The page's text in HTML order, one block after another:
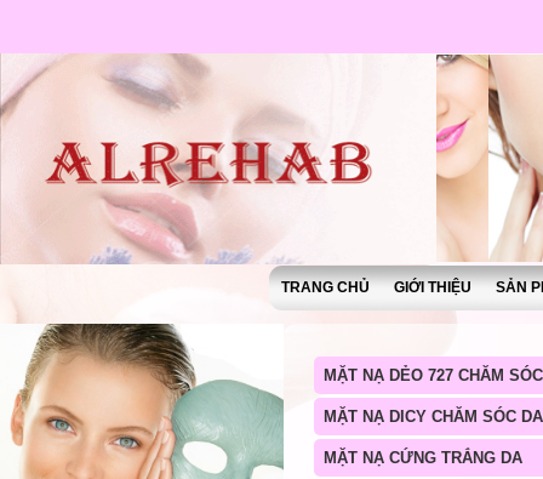
TRANG CHỦ GIỚI THIỆU SẢN
MẶT NẠ DẺO 727 CHĂM
MẶT NẠ DICY CHĂM SÓC DA
MẶT NẠ CỨNG TRẮNG DA